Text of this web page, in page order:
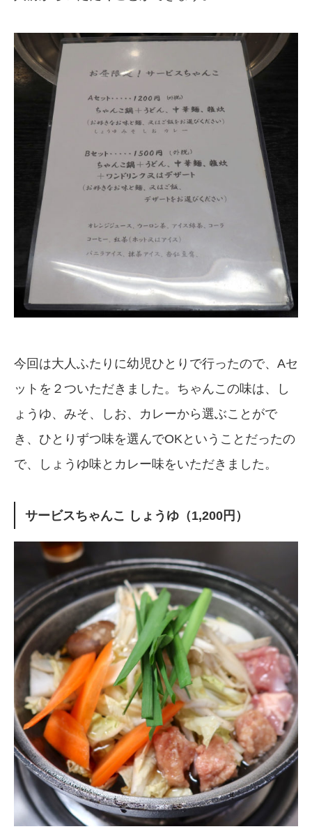
今回は大人ふたりに幼児ひとりで行ったので、Aセ
ットを２ついただきました。ちゃんこの味は、し
ょうゆ、みそ、しお、カレーから選ぶことがで
き、ひとりずつ味を選んでOKということだったの
で、しょうゆ味とカレー味をいただきました。
サービスちゃんこ しょうゆ（1,200円）